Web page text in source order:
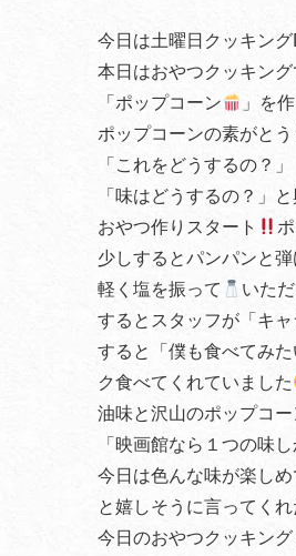
今日は土曜日クッキング
本日はおやつクッキン
「ポップコーン
」を
ポップコーンの素がと
「これをどうするの？」
「味はどうするの？」
おやつ作りスタート
少しするとパンパンと
軽く塩を振って
いた
するとスタッフが「キ
すると「僕も食べてみ
ク食べてくれていました
油味と沢山のポップコ
「映画館なら１つの味
今日は色んな味が楽し
と嬉しそうに言ってく
今日のおやつクッキン